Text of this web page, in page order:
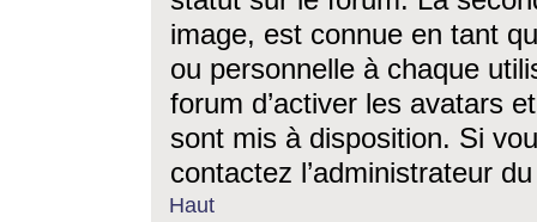
image, est connue en tant
ou personnelle à chaque
forum d’activer les avatars
sont mis à disposition. Si
contactez l’administrateur
Haut